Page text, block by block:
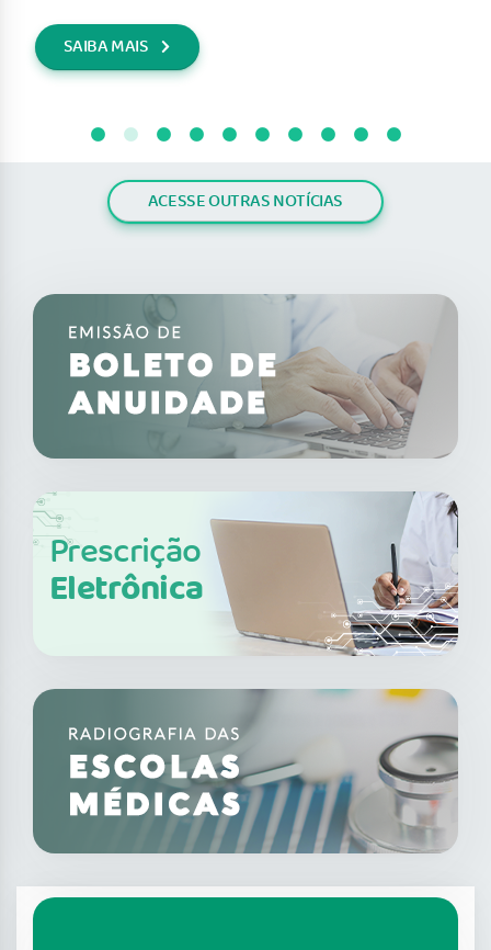
SAIBA MAIS
ACESSE OUTRAS NOTÍCIAS
Prescrição
Eletrônica